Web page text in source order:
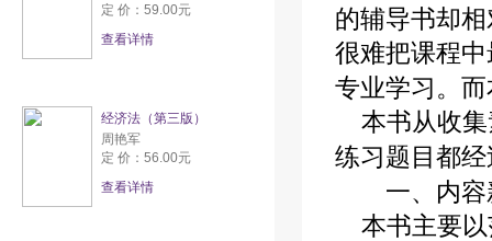
定 价：59.00元
查看详情
经济法（第三版）
周艳军
定 价：56.00元
查看详情
的辅导书却
很难把课程
专业学习。
本书从收集
练习题目都
一、内容
本书主要以